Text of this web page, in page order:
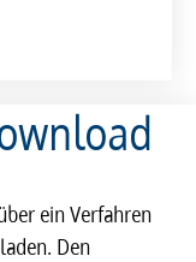
ein Verfahren
Den